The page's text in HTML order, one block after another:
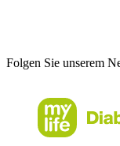
Folgen Sie unserem